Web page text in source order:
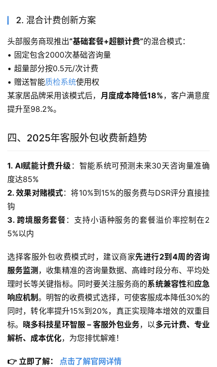
2. 混合计费创新方案
头部服务商现推出“基础套餐+超额计费”的混合模式：
• 固定包含2000次基础咨询量
• 超量部分按0.5元/次计费
• 赠送智能质检系统使用权
某家居品牌采用该模式后， 月度成本降低18%，客户满意度
提升至98.2%。
四、2025年客服外包收费新趋势
1. AI赋能计费升级 ：智能系统可预测未来30天咨询量准确
度达85%
2. 效果对赌模式：将10%到15%的服务费与DSR评分直接挂
钩
3. 跨境服务套餐 ：支持小语种服务的套餐溢价率控制在2
5%以内
选择客服外包收费模式时，建议商家先进行2到4周的咨询
服务监测 ，收集精准的咨询量数据、高峰时段分布、平均处
理时长等关键指标。同时要关注服务商的系统兼容性和应急
响应机制。明智的收费模式选择，可使客服成本降低30%的
同时，转化率提升15%到20%，真正实现降本增效的双重目
标。 晓多科技星环智服 – 客服外包业务，以多元计费、专业
解析、成本优化，为您排忧解难！
👉 立即了解： 点击了解官网详情